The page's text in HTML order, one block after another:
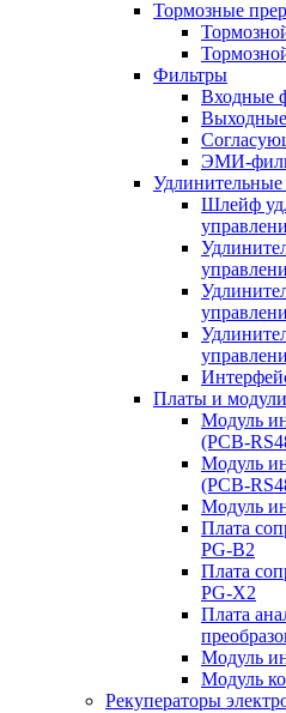
Тормозные
Фильтры
Входные
ЭМИ-
Шлейф
Платы и
Модуль
(PCB-
Модуль
(PCB-
Модуль
Плата
PG-B2
Плата
PG-X2
Плата
Модуль
Модуль
Рекуператоры